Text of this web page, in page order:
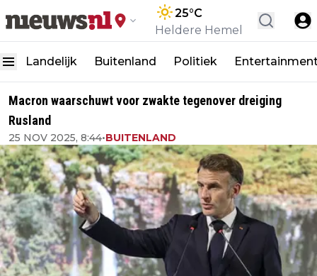
25°C
Heldere Hemel
Landelijk Buitenland Politiek
Macron waarschuwt voor zwakte tegenover dreiging
Rusland
25 NOV 2025, 8:44•BUITENLAND